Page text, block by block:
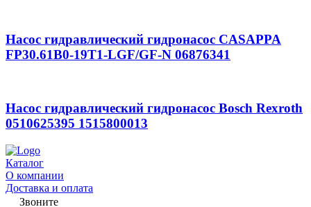
Насос гидравлический гидронасос CASAPPA
FP30.61B0-19T1-LGF/GF-N 06876341
Насос гидравлический гидронасос Bosch Rexroth
0510625395 1515800013
Каталог
О компании
Доставка и оплата
Звоните